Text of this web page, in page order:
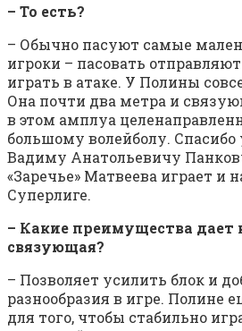
– То есть?
– Обычно пасуют самые
игроки – пасовать
играть в атаке. У Полины
Она почти два метра и
в этом амплуа
большому волейболу.
Вадиму Анатольевичу
«Заречье» Матвеева играет и
Суперлиге.
– Какие преимущества дает
связующая?
– Позволяет усилить блок и
разнообразия в игре. Полине
для того, чтобы стабильно